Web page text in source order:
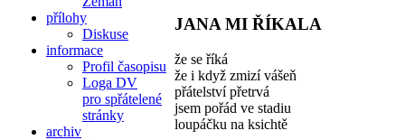
přílohy
Diskuse
informace
Profil časopisu
Loga DV
pro spřátelené
stránky
archiv
JANA MI ŘÍKALA
že se říká
že i když zmizí vášeň
přátelství přetrvá
jsem pořád ve stadiu
loupáčku na ksichtě